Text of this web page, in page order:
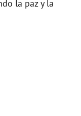
la paz y la